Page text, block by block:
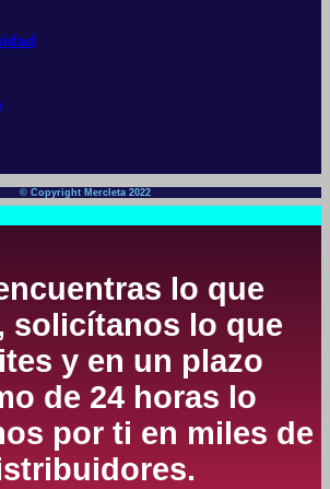
© Copyright Mercleta 2022
lo que
solicítanos lo que
y en un plazo
de 24 horas lo
por ti en miles de